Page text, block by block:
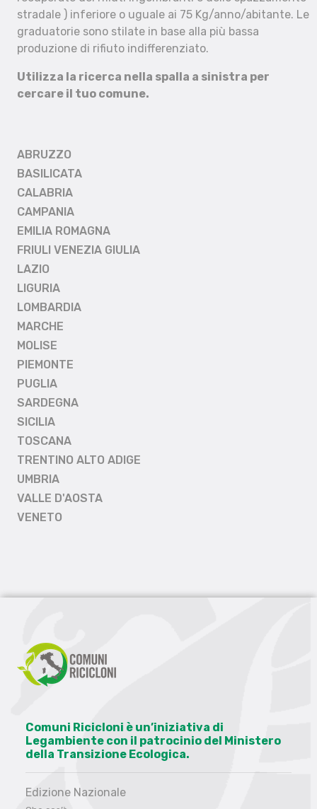
stradale ) inferiore o uguale ai 75 Kg/anno/abitante. Le
graduatorie sono stilate in base alla più bassa
produzione di rifiuto indifferenziato.
Utilizza la ricerca nella spalla a sinistra per
cercare il tuo comune.
ABRUZZO
BASILICATA
CALABRIA
CAMPANIA
EMILIA ROMAGNA
FRIULI VENEZIA GIULIA
LAZIO
LIGURIA
LOMBARDIA
MARCHE
MOLISE
PIEMONTE
PUGLIA
SARDEGNA
SICILIA
TOSCANA
TRENTINO ALTO ADIGE
UMBRIA
VALLE D'AOSTA
VENETO
Comuni Ricicloni è un’iniziativa di
Legambiente con il patrocinio del Ministero
della Transizione Ecologica.
Edizione Nazionale